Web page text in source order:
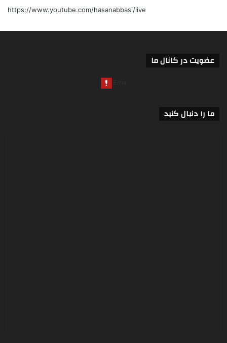
https://www.youtube.com/hasanabbasi/live
عضویت در کانال ما
ما را دنبال کنید